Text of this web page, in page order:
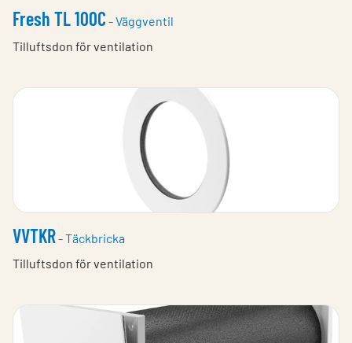
Fresh TL 100C - Väggventil
Tilluftsdon för ventilation
VVTKR- Täckbricka
Tilluftsdon för ventilation